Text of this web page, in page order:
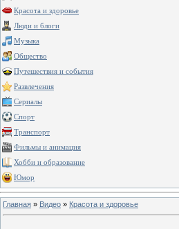
Красота и здоровье
Люди и блоги
Музыка
Общество
Путешествия и события
Развлечения
Сериалы
Спорт
Транспорт
Фильмы и анимация
Хобби и образование
Юмор
Главная » Видео » Красота и здоровье